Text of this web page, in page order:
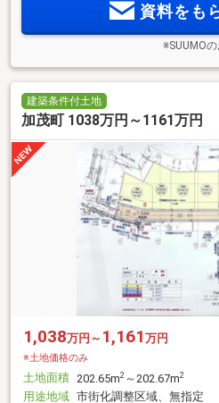
資料をも
※SUUMO
建築条件付土地
加茂町 1038万円～1161万円
1,038万円～ 1,161 万円
※土地価格のみ
土地面積 202.65m2 ～202.67m2
用途地域 市街化調整区域、無指定